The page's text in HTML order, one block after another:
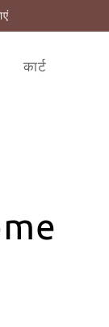
कार्ट